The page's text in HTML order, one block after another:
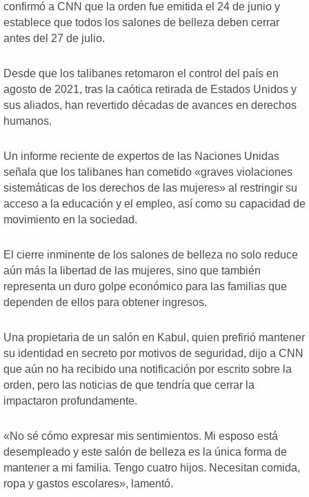
confirmó a CNN que la orden fue emitida el 24 de junio y
establece que todos los salones de belleza deben cerrar
antes del 27 de julio.
Desde que los talibanes retomaron el control del país en
agosto de 2021, tras la caótica retirada de Estados Unidos y
sus aliados, han revertido décadas de avances en derechos
humanos.
Un informe reciente de expertos de las Naciones Unidas
señala que los talibanes han cometido «graves violaciones
sistemáticas de los derechos de las mujeres» al restringir su
acceso a la educación y el empleo, así como su capacidad de
movimiento en la sociedad.
El cierre inminente de los salones de belleza no solo reduce
aún más la libertad de las mujeres, sino que también
representa un duro golpe económico para las familias que
dependen de ellos para obtener ingresos.
Una propietaria de un salón en Kabul, quien prefirió mantener
su identidad en secreto por motivos de seguridad, dijo a CNN
que aún no ha recibido una notificación por escrito sobre la
orden, pero las noticias de que tendría que cerrar la
impactaron profundamente.
«No sé cómo expresar mis sentimientos. Mi esposo está
desempleado y este salón de belleza es la única forma de
mantener a mi familia. Tengo cuatro hijos. Necesitan comida,
ropa y gastos escolares», lamentó.